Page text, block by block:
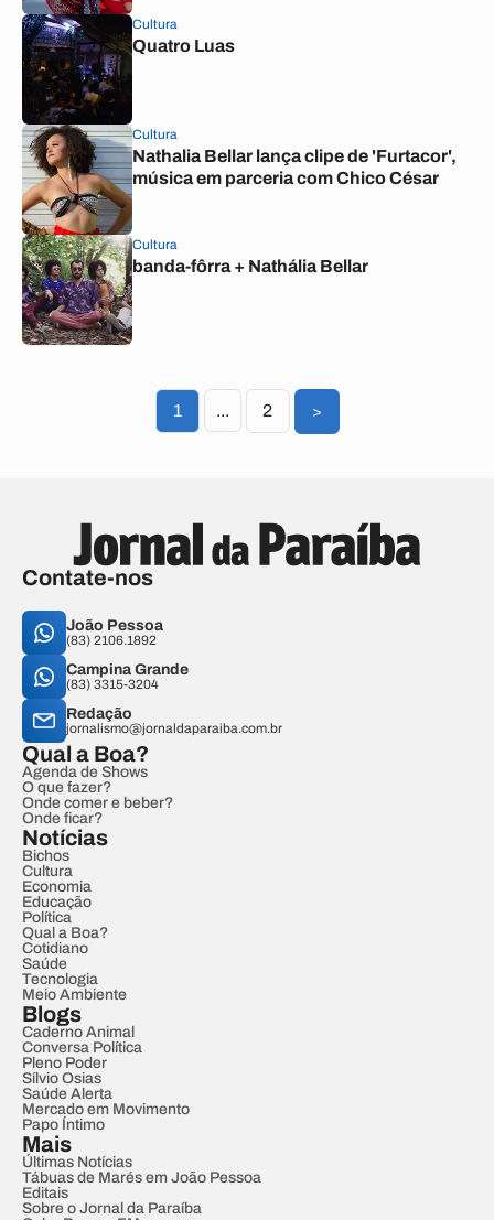
Cultura
Quatro Luas
Cultura
Nathalia Bellar lança clipe de 'Furtacor',
música em parceria com Chico César
Cultura
banda-fôrra + Nathália Bellar
1 ... 2 >
Contate-nos
João Pessoa
(83) 2106.1892
Campina Grande
(83) 3315-3204
Redação
jornalismo@jornaldaparaiba.com.br
Qual a Boa?
Agenda de Shows
O que fazer?
Onde comer e beber?
Onde ficar?
Notícias
Bichos
Cultura
Economia
Educação
Política
Qual a Boa?
Cotidiano
Saúde
Tecnologia
Meio Ambiente
Blogs
Caderno Animal
Conversa Política
Pleno Poder
Sílvio Osias
Saúde Alerta
Mercado em Movimento
Papo Íntimo
Mais
Últimas Notícias
Tábuas de Marés em João Pessoa
Editais
Sobre o Jornal da Paraíba